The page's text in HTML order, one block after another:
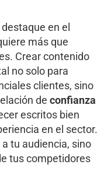
destaque en el
más que
Crear contenido
no solo para
clientes, sino
de confianza
escritos bien
en el sector.
tu audiencia, sino
tus competidores